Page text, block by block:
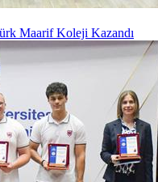
Maarif Koleji Kazandı